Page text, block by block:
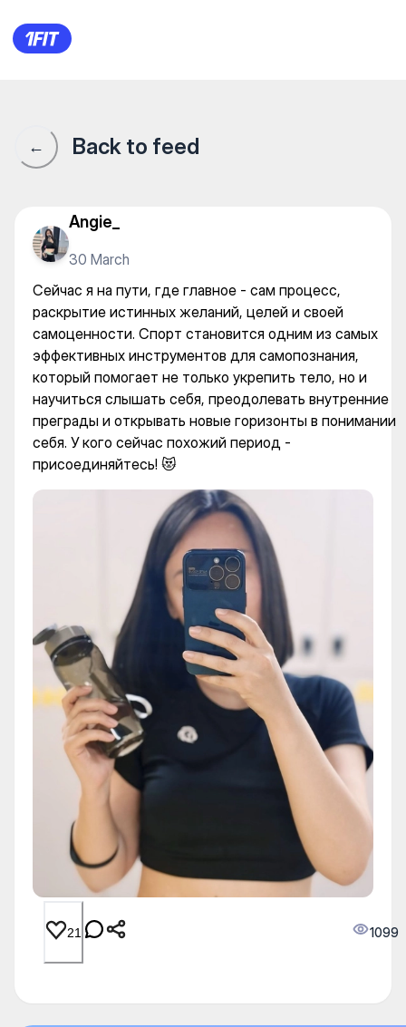
Сейчас я на пути, где
← Back to feed
Angie_
30 March
Сейчас я на пути, где главное - сам процесс,
раскрытие истинных желаний, целей и своей
самоценности. Спорт становится одним из самых
эффективных инструментов для самопознания,
который помогает не только укрепить тело, но и
научиться слышать себя, преодолевать внутренние
преграды и открывать новые горизонты в понимании
себя. У кого сейчас похожий период -
присоединяйтесь! 😻
21 1099